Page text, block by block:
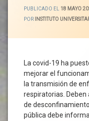
De Salud
Sistema
Sanidad
Servicios
Suelo
Transporte
Urbanismo
Vida
Saludable
Vivienda
Lavado
Manos
Medio
Domestico
Morbilidad
Mortalidad
Movilidad
PUBLICADO EL 18 MAYO
POR INSTITUTO
La covid-19 ha
mejorar el
la transmisión de
respiratorias.
de
pública debe
Campaña
Circulación
19
Desconfinamiento
Desinfección
Distancia
Interpersonal